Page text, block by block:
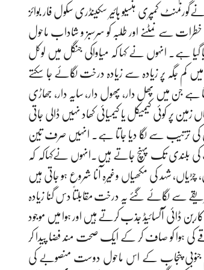
کمپری ہنسیو ہائیر سکینڈری سکول فار بوائز
سے نمٹنے اور طلبہ کو سرسبز و شاداب ماحول
ہے۔ انہوں نے کہا کہ میاواکی جنگل میں لوکل
جگہ پر زیادہ سے زیادہ درخت لگائے جا سکتے
جن میں پھل دار، پھول دار، سایہ دار، جھاڑی
پر کوئی کیمیکل یا کیمیائی کھاد نہیں ڈالی جاتی
کی ترتیب سے لگا دیا جاتا ہے۔ انہیں صرف تین
کی بلندی تک پہنچ جاتے ہیں۔انہوں نےکہاکہ کہ
شہد کی مکھیاں وغیرہ آنا شروع ہو جاتی ہیں
سے لگائے گئے یہ درخت مقابلتاً دس گنا زیادہ
ڈائی آکسائیڈ جذب کرتے ہیں اور ہوا میں موجود
کی ہوا کو صاف کر کے ایک صحت مند فضا پیدا کر
جنوبی پنجاب کے اس ماحول دوست منصوبے کی